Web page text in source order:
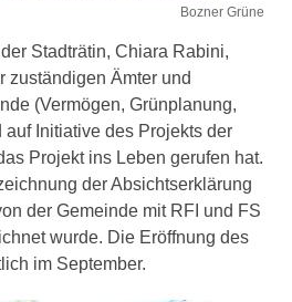
Bozner Grüne
Stadträtin, Chiara Rabini,
zuständigen Ämter und
(Vermögen, Grünplanung,
auf Initiative des Projekts der
Projekt ins Leben gerufen hat.
der Absichtserklärung
der Gemeinde mit RFI und FS
wurde. Die Eröffnung des
im September.